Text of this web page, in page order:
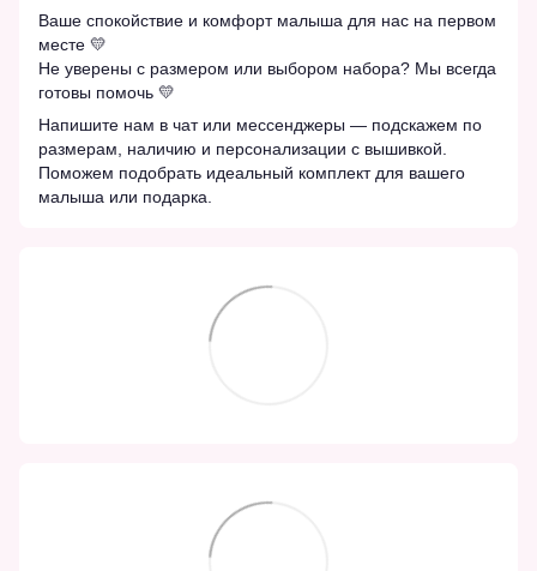
Ваше спокойствие и комфорт малыша для нас на первом
месте 💛
Не уверены с размером или выбором набора? Мы всегда
готовы помочь 💛
Напишите нам в чат или мессенджеры — подскажем по
размерам, наличию и персонализации с вышивкой.
Поможем подобрать идеальный комплект для вашего
малыша или подарка.